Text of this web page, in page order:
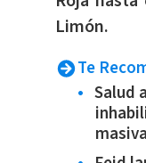
Limón.
Te
Salud